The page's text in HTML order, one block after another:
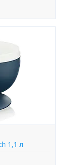
1,1 л